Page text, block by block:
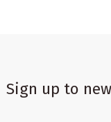
Sign up to